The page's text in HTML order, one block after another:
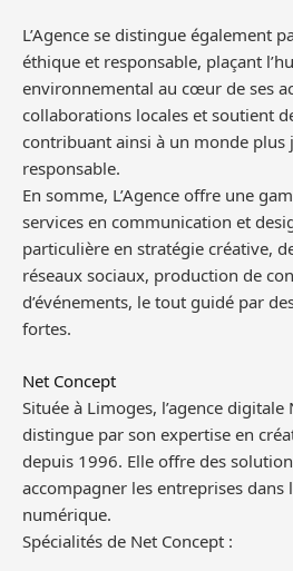
L’Agence se distingue également
éthique et responsable, plaçant
environnemental au cœur de ses
collaborations locales et soutient
contribuant ainsi à un monde plus
responsable.
En somme, L’Agence offre une
services en communication et
particulière en stratégie créative,
réseaux sociaux, production de
d’événements, le tout guidé par
fortes.
Net Concept
Située à Limoges, l’agence digitale
distingue par son expertise en
depuis 1996. Elle offre des
accompagner les entreprises
numérique.
Spécialités de Net Concept :